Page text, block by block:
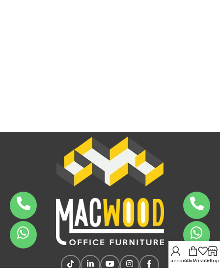
Shop
Wishlist
Cart
My account